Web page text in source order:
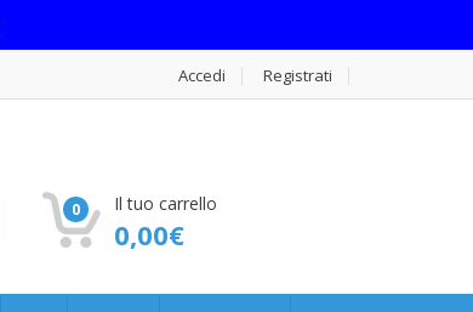
Accedi Registrati
0 Il tuo carrello
0,00€